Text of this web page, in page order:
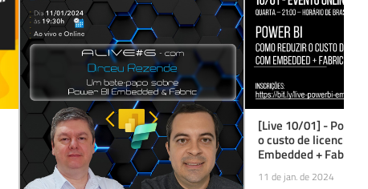
[Live 10/01] - Power
o custo de
Embedded + Fabric?
11 de jan. de 2024